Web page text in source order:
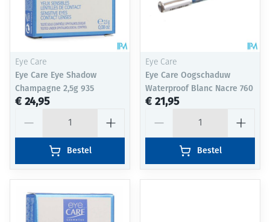
Eye Care
Eye Care Eye Shadow
Champagne 2,5g 935
€ 24,95
Bestel
Eye Care
Eye Care Oogschaduw
Waterproof Blanc Nacre 760
€ 21,95
Bestel